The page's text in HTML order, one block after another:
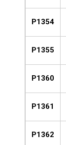
P1354
P1355
P1360
P1361
P1362